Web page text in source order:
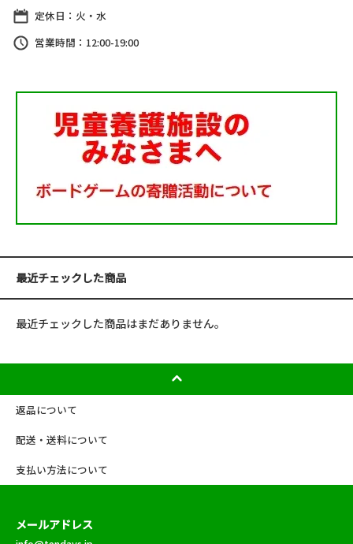
定休日：火・水
営業時間：12:00-19:00
最近チェックした商品
最近チェックした商品はまだありません。
返品について
配送・送料について
支払い方法について
メールアドレス